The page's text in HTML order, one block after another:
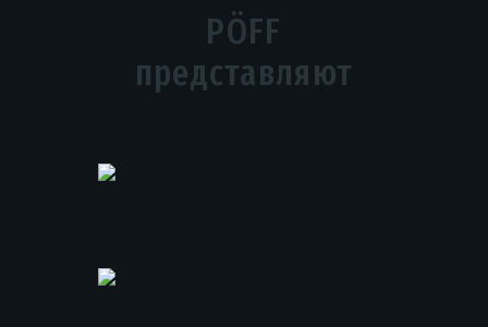
PÖFF
представляют